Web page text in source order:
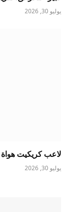
يوليو 30, 2026
لاعب كريكيت هواة
يوليو 30, 2026